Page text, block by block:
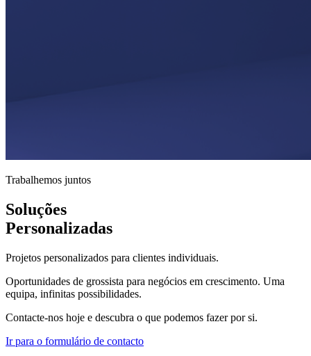
Trabalhemos juntos
Soluções
Personalizadas
Projetos personalizados para clientes individuais.
Oportunidades de grossista para negócios em crescimento. Uma
equipa, infinitas possibilidades.
Contacte-nos hoje e descubra o que podemos fazer por si.
Ir para o formulário de contacto